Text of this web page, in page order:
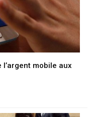
mobile aux